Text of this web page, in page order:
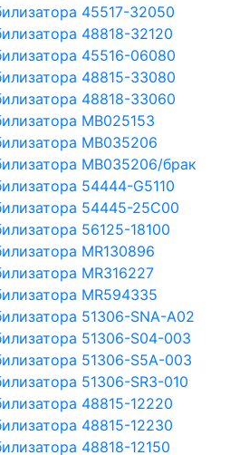
45517-32050
48818-32120
45516-06080
48815-33080
48818-33060
MB025153
MB035206
MB035206/брак
54444-G5110
54445-25C00
56125-18100
MR130896
MR316227
MR594335
51306-SNA-A02
51306-S04-003
51306-S5A-003
51306-SR3-010
48815-12220
48815-12230
48818-12150